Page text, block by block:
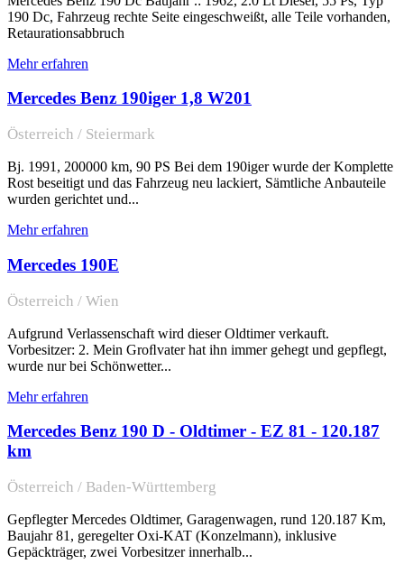
190 Dc, Fahrzeug rechte Seite eingeschweißt, alle Teile vorhanden,
Retaurationsabbruch
Mehr erfahren
Mercedes Benz 190iger 1,8 W201
Österreich / Steiermark
Bj. 1991, 200000 km, 90 PS Bei dem 190iger wurde der Komplette
Rost beseitigt und das Fahrzeug neu lackiert, Sämtliche Anbauteile
wurden gerichtet und...
Mehr erfahren
Mercedes 190E
Österreich / Wien
Aufgrund Verlassenschaft wird dieser Oldtimer verkauft.
Vorbesitzer: 2. Mein Groﬂvater hat ihn immer gehegt und gepflegt,
wurde nur bei Schönwetter...
Mehr erfahren
Mercedes Benz 190 D - Oldtimer - EZ 81 - 120.187
km
Österreich / Baden-Württemberg
Gepflegter Mercedes Oldtimer, Garagenwagen, rund 120.187 Km,
Baujahr 81, geregelter Oxi-KAT (Konzelmann), inklusive
Gepäckträger, zwei Vorbesitzer innerhalb...